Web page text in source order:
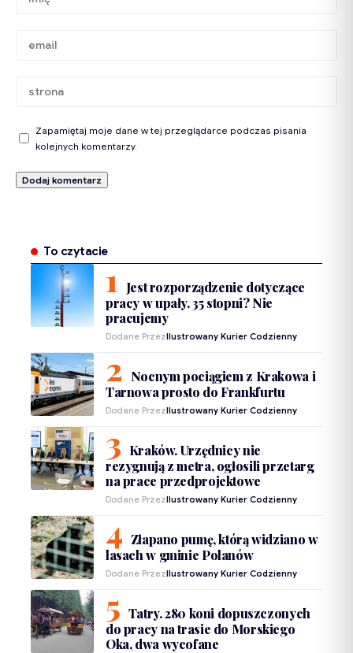
Zapamiętaj moje dane w tej przeglądarce podczas pisania
kolejnych komentarzy.
To czytacie
Jest rozporządzenie dotyczące
pracy w upały. 35 stopni? Nie
pracujemy
Dodane PrzezIlustrowany Kurier Codzienny
Nocnym pociągiem z Krakowa i
Tarnowa prosto do Frankfurtu
Dodane PrzezIlustrowany Kurier Codzienny
Kraków. Urzędnicy nie
rezygnują z metra, ogłosili przetarg
na prace przedprojektowe
Dodane PrzezIlustrowany Kurier Codzienny
Złapano pumę, którą widziano w
lasach w gminie Polanów
Dodane PrzezIlustrowany Kurier Codzienny
Tatry. 280 koni dopuszczonych
do pracy na trasie do Morskiego
Oka, dwa wycofane